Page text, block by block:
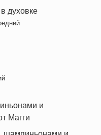
духовке